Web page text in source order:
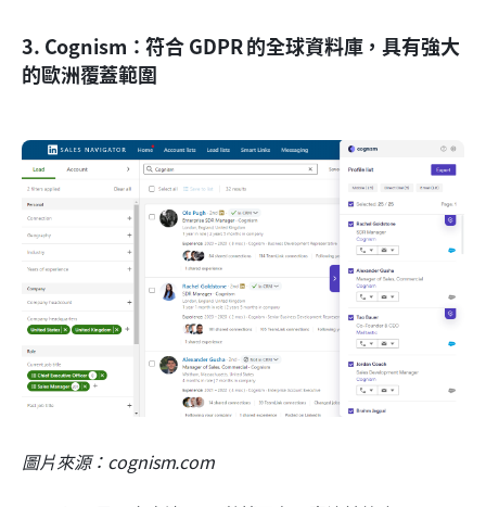
3. Cognism：符合 GDPR 的全球資料庫，具有強大
的歐洲覆蓋範圍
圖片來源：cognism.com